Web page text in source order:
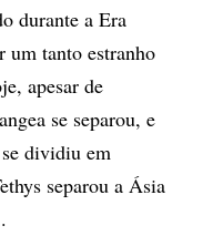
durante a Era
um tanto estranho
apesar de
se separou, e
dividiu em
separou a Ásia